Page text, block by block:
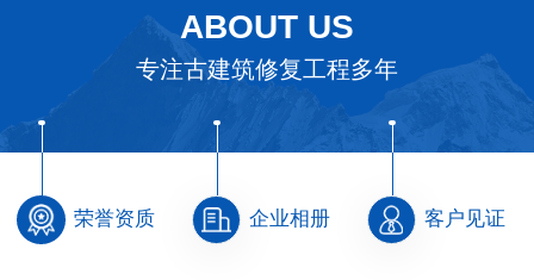
ABOUT US
专注古建筑修复工程多年
荣誉资质 企业相册 客户见证